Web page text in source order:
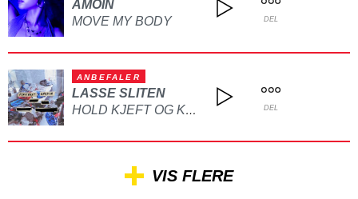
AMOIN
MOVE MY BODY
DEL
ANBEFALER
LASSE SLITEN
HOLD KJEFT OG KYSS MEG DEL
VIS FLERE